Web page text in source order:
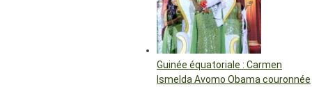
Guinée équatoriale : Carmen
Ismelda Avomo Obama couronnée